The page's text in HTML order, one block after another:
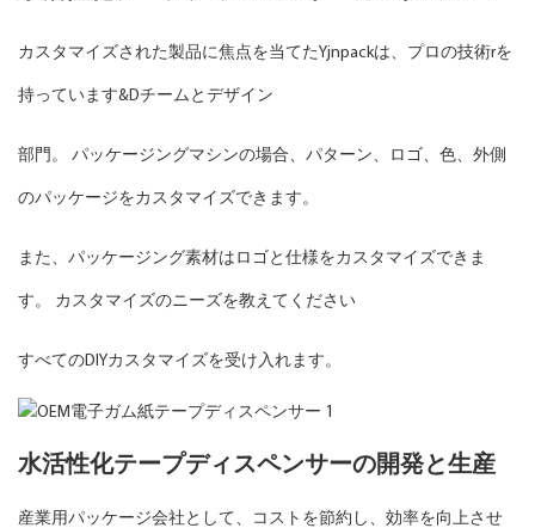
カスタマイズされた製品に焦点を当てたYjnpackは、プロの技術rを
持っています&Dチームとデザイン
部門。 パッケージングマシンの場合、パターン、ロゴ、色、外側
のパッケージをカスタマイズできます。
また、パッケージング素材はロゴと仕様をカスタマイズできま
す。 カスタマイズのニーズを教えてください
すべてのDIYカスタマイズを受け入れます。
水活性化テープディスペンサーの開発と生産
産業用パッケージ会社として、コストを節約し、効率を向上させ